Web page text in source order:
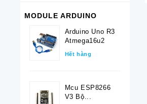
MODULE ARDUINO
Arduino Uno R3
Atmega16u2
Hết hàng
Mcu ESP8266
V3 Bộ...